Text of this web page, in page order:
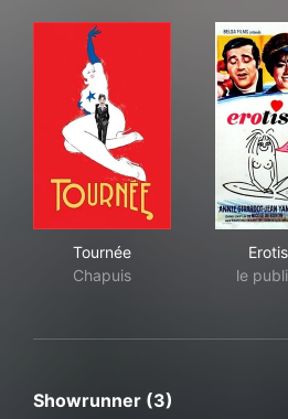
Tournée
Chapuis
le
Showrunner (3)